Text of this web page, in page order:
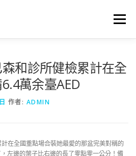
選單
和診所健檢累計在全
萬余臺AED
作者: ADMIN
在全國重點場合裝她最愛的那盆完美對稱的
左邊的葉子比右邊的長了零點零一公分！備